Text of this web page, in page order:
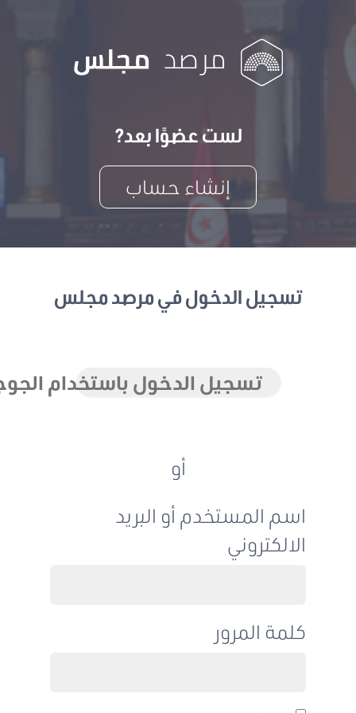
لست عضوًا بعد?
إنشاء حساب
تسجيل الدخول في مرصد مجلس
تسجيل الدخول باستخدام الجوجل
اسم المستخدم أو البريد
الالكتروني
كلمة المرور